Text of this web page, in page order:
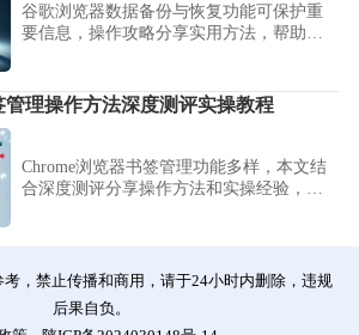
谷歌浏览器数据备份与恢复功能可保护重
要信息，操作攻略分享实用方法，帮助用
理操作方法深度测评实操教程
Chrome浏览器书签管理功能多样，本文结
合深度测评分享操作方法和实操经验，帮
，禁止传播和商用，请于24小时内删除，违规
后果自负。